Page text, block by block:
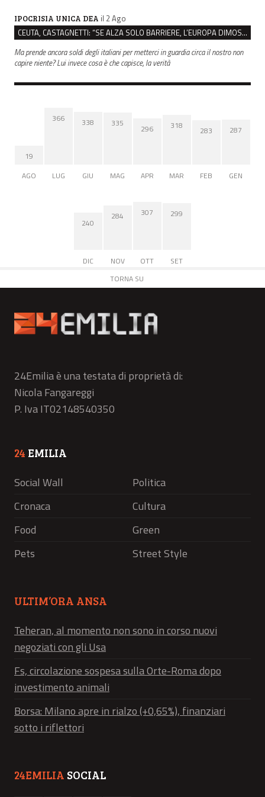
IPOCRISIA UNICA DEA il 2 Ago
CEUTA, CASTAGNETTI: “SE ALZA SOLO BARRIERE, L’EUROPA DIMOSTRA DI NON CAPIRE NIENTE”
Ma prende ancora soldi degli italiani per metterci in guardia circa il nostro non
capire niente? Lui invece cosa è che capisce, la verità
19
AGO
366
LUG
338
GIU
335
MAG
296
APR
318
MAR
283
FEB
287
GEN
240
DIC
284
NOV
307
OTT
299
SET
TORNA SU
24Emilia è una testata di proprietà di:
Nicola Fangareggi
P. Iva IT02148540350
24 EMILIA
Social Wall
Politica
Cronaca
Cultura
Food
Green
Pets
Street Style
ULTIM’ORA ANSA
Teheran, al momento non sono in corso nuovi
negoziati con gli Usa
Fs, circolazione sospesa sulla Orte-Roma dopo
investimento animali
Borsa: Milano apre in rialzo (+0,65%), finanziari
sotto i riflettori
24EMILIA SOCIAL